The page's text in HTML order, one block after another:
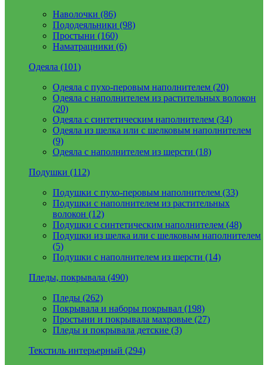
Наволочки (86)
Пододеяльники (98)
Простыни (160)
Наматрацники (6)
Одеяла (101)
Одеяла с пухо-перовым наполнителем (20)
Одеяла с наполнителем из растительных волокон
(20)
Одеяла с синтетическим наполнителем (34)
Одеяла из шелка или с шелковым наполнителем
(9)
Одеяла с наполнителем из шерсти (18)
Подушки (112)
Подушки с пухо-перовым наполнителем (33)
Подушки с наполнителем из растительных
волокон (12)
Подушки с синтетическим наполнителем (48)
Подушки из шелка или с шелковым наполнителем
(5)
Подушки с наполнителем из шерсти (14)
Пледы, покрывала (490)
Пледы (262)
Покрывала и наборы покрывал (198)
Простыни и покрывала махровые (27)
Пледы и покрывала детские (3)
Текстиль интерьерный (294)